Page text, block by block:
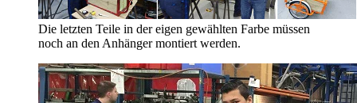
Die letzten Teile in der eigen gewählten Farbe müssen
noch an den Anhänger montiert werden.